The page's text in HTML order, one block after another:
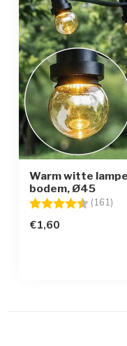
Warm witte
bodem, Ø45
Beoordeling: (161)
€1,60